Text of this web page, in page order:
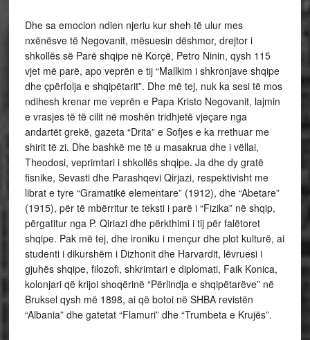
Dhe sa emocion ndien njeriu kur sheh të ulur mes
nxënësve të Negovanit, mësuesin dëshmor, drejtor i
shkollës së Parë shqipe në Korçë, Petro Ninin, qysh 115
vjet më parë, apo veprën e tij “Mallkim i shkronjave shqipe
dhe çpërfolja e shqipëtarit”. Dhe më tej, nuk ka sesi të mos
ndihesh krenar me veprën e Papa Kristo Negovanit, lajmin
e vrasjes të të cilit në moshën tridhjetë vjeçare nga
andartët grekë, gazeta “Drita” e Sofjes e ka rrethuar me
shirit të zi. Dhe bashkë me të u masakrua dhe i vëllai,
Theodosi, veprimtari i shkollës shqipe. Ja dhe dy gratë
fisnike, Sevasti dhe Parashqevi Qirjazi, respektivisht me
librat e tyre “Gramatikë elementare” (1912), dhe “Abetare”
(1915), për të mbërritur te teksti i parë i “Fizika” në shqip,
përgatitur nga P. Qiriazi dhe përkthimi i tij për falëtoret
shqipe. Pak më tej, dhe ironiku i mençur dhe plot kulturë, ai
studenti i dikurshëm i Dizhonit dhe Harvardit, lëvruesi i
gjuhës shqipe, filozofi, shkrimtari e diplomati, Faik Konica,
kolonjari që krijoi shoqërinë “Përlindja e shqipëtarëve” në
Bruksel qysh më 1898, ai që botoi në SHBA revistën
“Albania” dhe gatetat “Flamuri” dhe “Trumbeta e Krujës”.